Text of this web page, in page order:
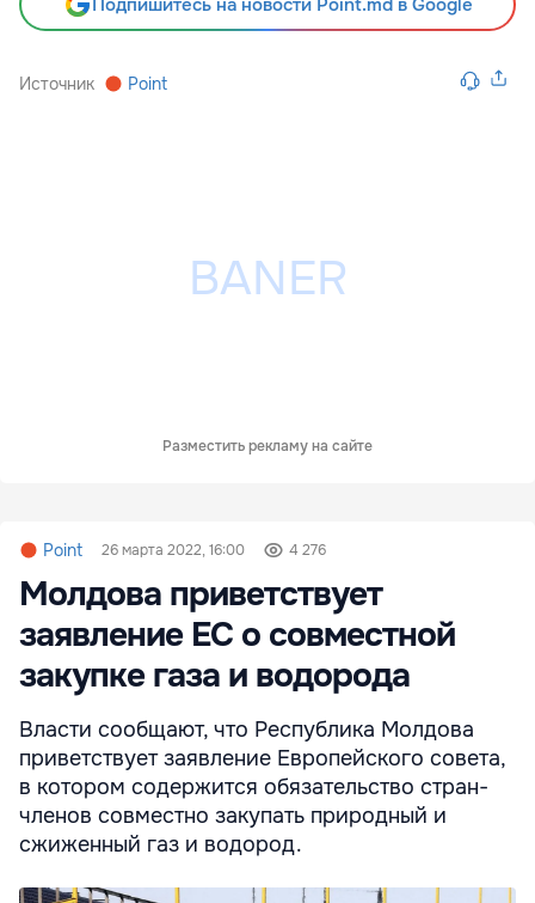
Подпишитесь на новости Point.md в Google
Источник Point
Разместить рекламу на сайте
Point 26 марта 2022, 16:00 4 276
Молдова приветствует
заявление ЕС о совместной
закупке газа и водорода
Власти сообщают, что Республика Молдова
приветствует заявление Европейского совета,
в котором содержится обязательство стран-
членов совместно закупать природный и
сжиженный газ и водород.